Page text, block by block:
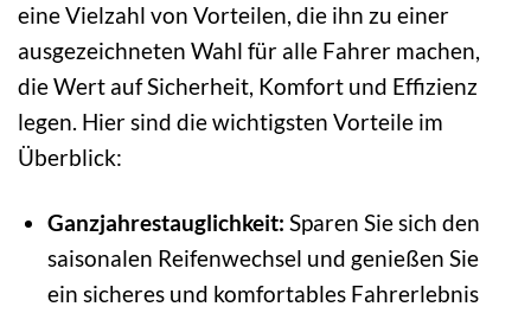
eine Vielzahl von Vorteilen, die ihn zu einer
ausgezeichneten Wahl für alle Fahrer machen,
die Wert auf Sicherheit, Komfort und Effizienz
legen. Hier sind die wichtigsten Vorteile im
Überblick:
Ganzjahrestauglichkeit: Sparen Sie sich den
saisonalen Reifenwechsel und genießen Sie
ein sicheres und komfortables Fahrerlebnis